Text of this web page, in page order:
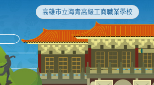
高雄市立海青高級工商職業學校